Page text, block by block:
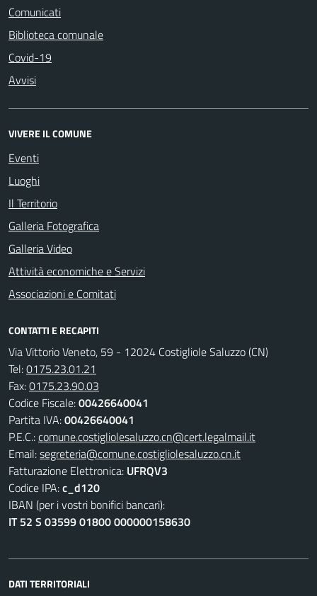
Comunicati
Biblioteca comunale
Covid-19
Avvisi
VIVERE IL COMUNE
Eventi
Luoghi
Il Territorio
Galleria Fotografica
Galleria Video
Attività economiche e Servizi
Associazioni e Comitati
CONTATTI E RECAPITI
Via Vittorio Veneto, 59 - 12024 Costigliole Saluzzo (CN)
Tel:0175.23.01.21
Fax:0175.23.90.03
Codice Fiscale:00426640041
Partita IVA:00426640041
P.E.C.:comune.costigliolesaluzzo.cn@cert.legalmail.it
Email:segreteria@comune.costigliolesaluzzo.cn.it
Fatturazione Elettronica: UFRQV3
Codice IPA:c_d120
IBAN (per i vostri bonifici bancari):
IT 52 S 03599 01800 000000158630
DATI TERRITORIALI